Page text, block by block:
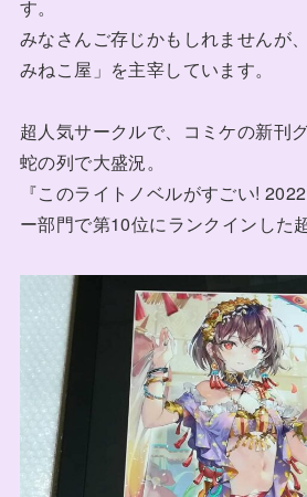
す。
みなさんご存じかもしれませんが
みねこ屋」を主宰しています。
超人気サークルで、コミケの新刊
蛇の列で大盛況。
『このライトノベルがすごい!
ー部門で第10位にランクインした